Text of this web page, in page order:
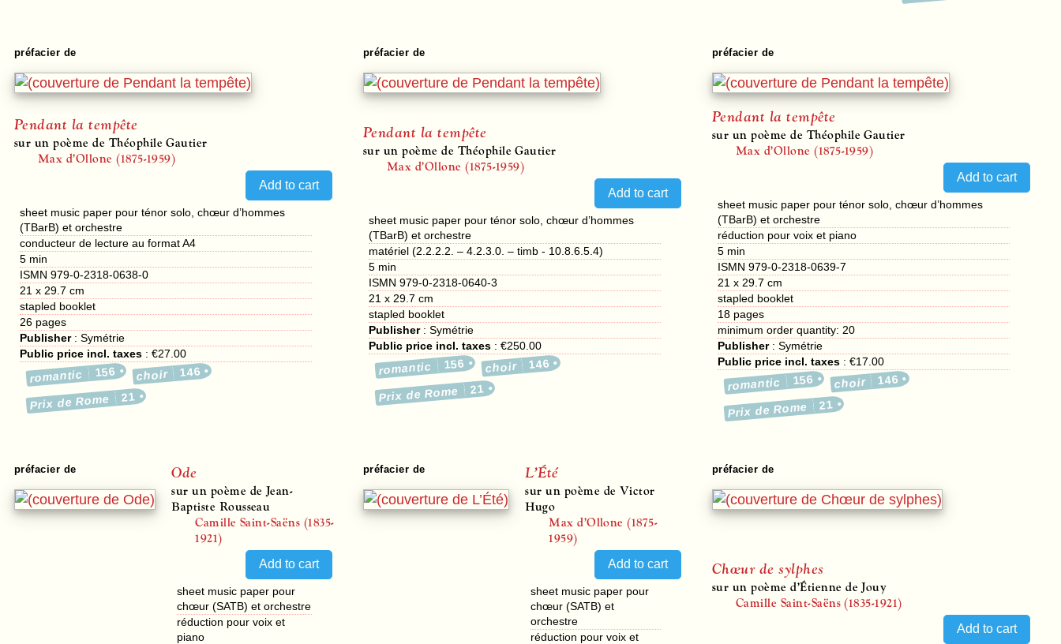
préfacier de
Pendant la tempête
sur un poème de Théophile Gautier
Max d’Ollone (1875-1959)
sheet music paper pour ténor solo, chœur d’hommes
(TBarB) et orchestre
conducteur de lecture au format A4
5 min
ISMN 979-0-2318-0638-0
21 x 29.7 cm
stapled booklet
26 pages
Publisher:Symétrie
Public price incl. taxes :€27.00
romantic 156 choir 146
Prix de Rome 21
préfacier de
Pendant la tempête
sur un poème de Théophile Gautier
Max d’Ollone (1875-1959)
sheet music paper pour ténor solo, chœur d’hommes
(TBarB) et orchestre
matériel (2.2.2.2. – 4.2.3.0. – timb - 10.8.6.5.4)
5 min
ISMN 979-0-2318-0640-3
21 x 29.7 cm
stapled booklet
Publisher:Symétrie
Public price incl. taxes :€250.00
romantic 156 choir 146
Prix de Rome 21
préfacier de
Pendant la tempête
sur un poème de Théophile Gautier
Max d’Ollone (1875-1959)
sheet music paper pour ténor solo, chœur d’hommes
(TBarB) et orchestre
réduction pour voix et piano
5 min
ISMN 979-0-2318-0639-7
21 x 29.7 cm
stapled booklet
18 pages
minimum order quantity: 20
Publisher:Symétrie
Public price incl. taxes :€17.00
romantic 156 choir 146
Prix de Rome 21
préfacier de Ode
sur un poème de Jean-
Baptiste Rousseau
Camille Saint-Saëns (1835-
1921)
sheet music paper pour
chœur (SATB) et orchestre
réduction pour voix et
piano
préfacier de L’Été
sur un poème de Victor
Hugo
Max d’Ollone (1875-
1959)
sheet music paper pour
chœur (SATB) et
orchestre
réduction pour voix et
préfacier de
Chœur de sylphes
sur un poème d’Étienne de Jouy
Camille Saint-Saëns (1835-1921)